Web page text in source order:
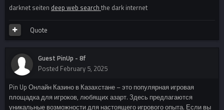
darknet seiten deep web search the dark internet
Quote
Guest PinUp - 8f
Posted February 5, 2025
Pin Up Онлайн Казино в Казахстане – это популярная игровая
площадка для игроков, любящих азарт. Здесь предлагаются
уникальные возможности для настоящего игрового опыта. Если вы